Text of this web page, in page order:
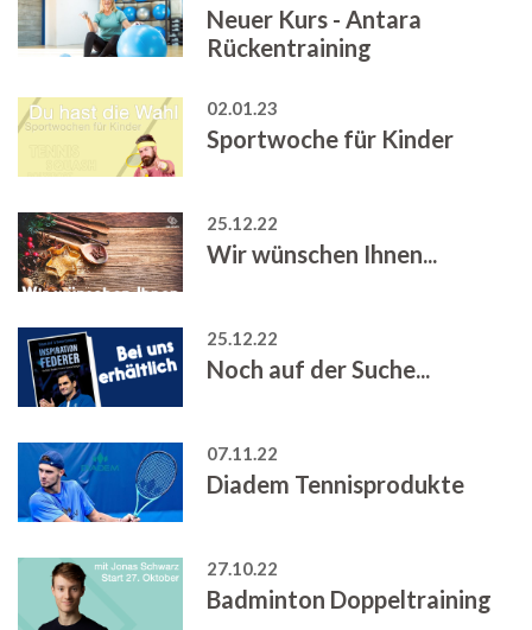
Neuer Kurs - Antara
Rückentraining
02.01.23
Sportwoche für Kinder
25.12.22
Wir wünschen Ihnen...
25.12.22
Noch auf der Suche...
07.11.22
Diadem Tennisprodukte
27.10.22
Badminton Doppeltraining